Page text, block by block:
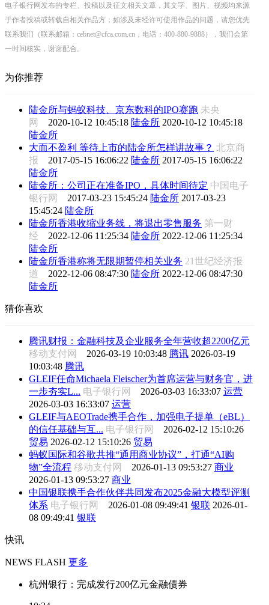
电子银行网发布的专栏、投稿以及征文相关文章，其文字、图片、视频均来源
于作者投稿或转载自相关作品方；如涉及未经许可使用作品的问题，请您优先
联系我们（联系邮箱：cebnet@cfca.com.cn，电话：400-880-9888），我们会第
一时间核实，谢谢配合。
为你推荐
陆金所与蚂蚁科技、京东数科的IPO赛跑 未央
网 2020-10-12 10:45:18 陆金所 2020-10-12 10:45:18
陆金所
大而不盈利 等待上市的陆金所怎样讲故事？ 北京商
报 2017-05-15 16:06:22 陆金所 2017-05-15 16:06:22
陆金所
陆金所：公司正在准备IPO，具体时间待定 中国电子
银行网 2017-03-23 15:45:24 陆金所 2017-03-23
15:45:24 陆金所
陆金所香港收缩业务线，将退出零售服务 第一财
经 2022-12-06 11:25:34 陆金所 2022-12-06 11:25:34
陆金所
陆金所香港称将无限期暂停相关业务 21世纪经济报
道 2022-12-06 08:47:30 陆金所 2022-12-06 08:47:30
陆金所
猜你喜欢
腾讯财报：金融科技及企业服务全年营收超2200亿元
移动支付网 2026-03-19 10:03:48 腾讯 2026-03-19
10:03:48 腾讯
GLEIF任命Michaela Fleischer为首席运营与财务官，进
一步夯实L... 电子银行网 2026-03-03 16:33:07 运营
2026-03-03 16:33:07 运营
GLEIF与AEOTrade携手合作，加强电子提单（eBL）
的信任基础与互... 电子银行网 2026-02-12 15:10:26
贸易 2026-02-12 15:10:26 贸易
蚂蚁国际和谷歌共推“通用商业协议”，打通“AI购
物”全流程 移动支付网 2026-01-13 09:53:27 商业
2026-01-13 09:53:27 商业
中国银联携手合作伙伴共同发布2025金融大模型评测
体系 电子银行网 2026-01-08 09:49:41 银联 2026-01-
08 09:49:41 银联
快讯
NEWS FLASH 更多
杭州银行：完成发行200亿元金融债券